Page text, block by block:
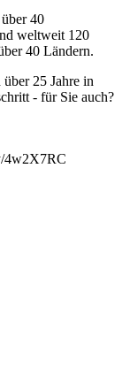
40
weltweit 120
40 Ländern.
25 Jahre in
- für Sie auch?
4w2X7RC